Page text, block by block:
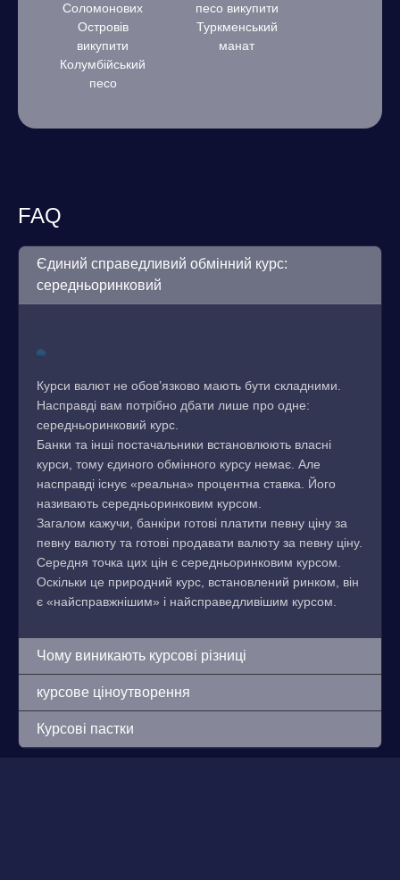
Соломонових
Островів
викупити
Колумбійський
песо
песо викупити
Туркменський
манат
FAQ
Єдиний справедливий обмінний курс:
середньоринковий
Курси валют не обов’язково мають бути складними.
Насправді вам потрібно дбати лише про одне:
середньоринковий курс.
Банки та інші постачальники встановлюють власні
курси, тому єдиного обмінного курсу немає. Але
насправді існує «реальна» процентна ставка. Його
називають середньоринковим курсом.
Загалом кажучи, банкіри готові платити певну ціну за
певну валюту та готові продавати валюту за певну ціну.
Середня точка цих цін є середньоринковим курсом.
Оскільки це природний курс, встановлений ринком, він
є «найсправжнішим» і найсправедливішим курсом.
Чому виникають курсові різниці
курсове ціноутворення
Курсові пастки